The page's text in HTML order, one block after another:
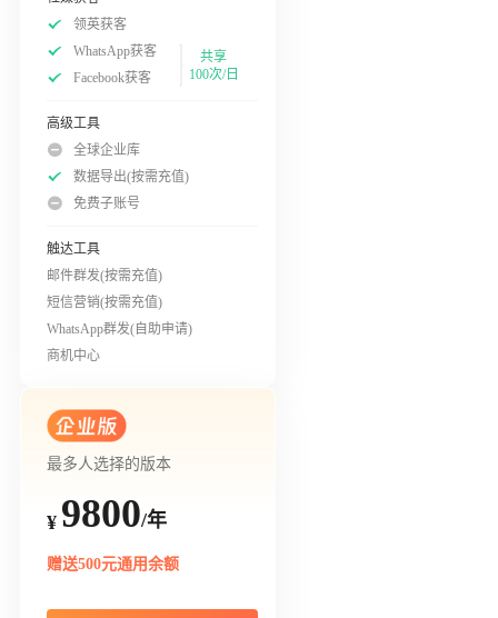
领英获客
WhatsApp获客
Facebook获客
共享
100次/日
高级工具
全球企业库
数据导出(按需充值)
免费子账号
触达工具
邮件群发(按需充值)
短信营销(按需充值)
WhatsApp群发(自助申请)
商机中心
最多人选择的版本
¥ 9800/年
赠送500元通用余额